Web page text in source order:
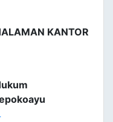
KANTOR